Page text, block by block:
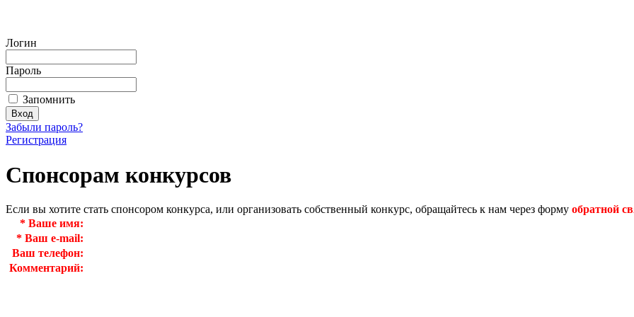
Логин
Пароль
Запомнить
Забыли пароль?
Регистрация
Спонсорам конкурсов
Если вы хотите стать спонсором конкурса, или организовать собственный конкурс, обращайтесь к нам через форму обратной
* Ваше имя:
* Ваш e-mail:
Ваш телефон:
Комментарий: